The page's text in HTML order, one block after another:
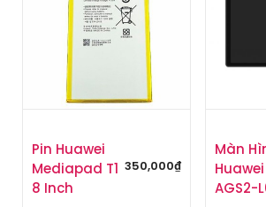
Pin Huawei
Mediapad T1
8 Inch
350,000₫
Màn
Huawei
AGS2-